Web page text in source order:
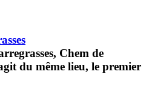
Chem de
du même lieu, le premier